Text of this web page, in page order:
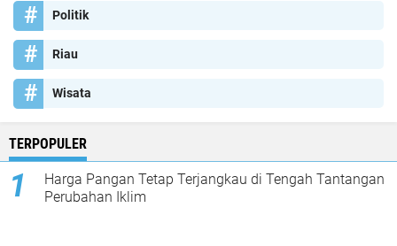
Politik
Riau
Wisata
TERPOPULER
Harga Pangan Tetap Terjangkau di Tengah Tantangan
Perubahan Iklim